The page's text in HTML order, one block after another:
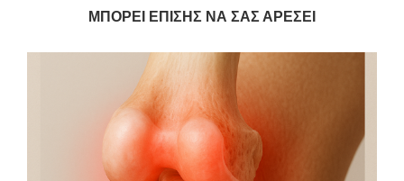
ΜΠΟΡΕΊ ΕΠΊΣΗΣ ΝΑ ΣΑΣ ΑΡΈΣΕΙ